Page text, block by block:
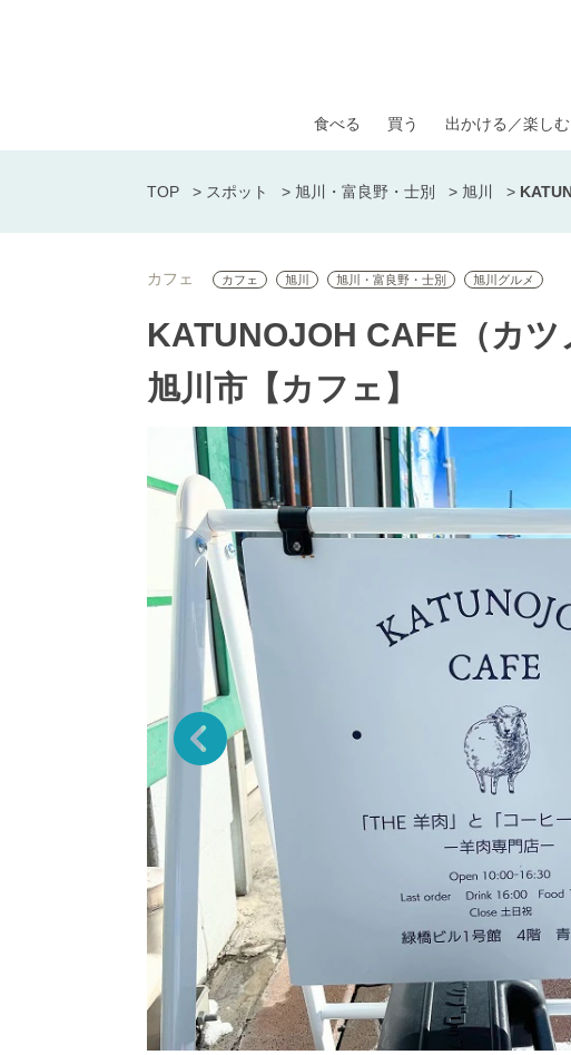
食べる 買う 出かける／楽しむ
TOP > スポット > 旭川・富良野・士別 > 旭川 >
カフェ カフェ 旭川 旭川・富良野・士別 旭川グルメ
KATUNOJOH CAFE（カ
旭川市【カフェ】